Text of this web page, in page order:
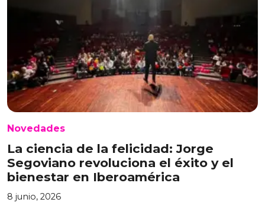
Novedades
La ciencia de la felicidad: Jorge
Segoviano revoluciona el éxito y el
bienestar en Iberoamérica
8 junio, 2026